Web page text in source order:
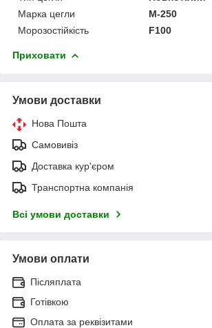
Марка цегли
М-250
Морозостійкість
F100
Приховати
Умови доставки
Нова Пошта
Самовивіз
Доставка кур'єром
Транспортна компанія
Всі умови доставки
Умови оплати
Післяплата
Готівкою
Оплата за реквізитами